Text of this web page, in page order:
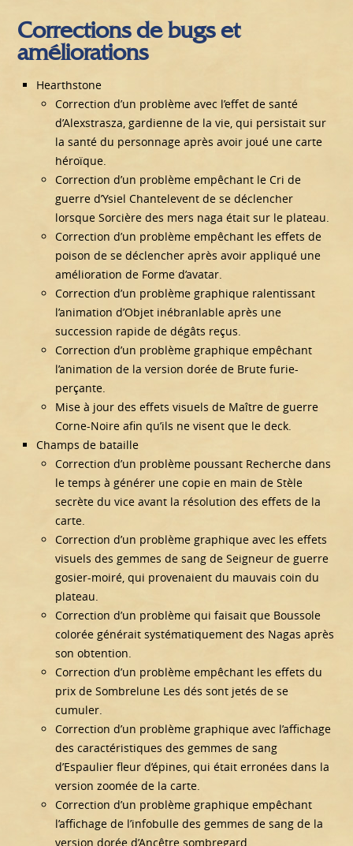
Corrections de bugs et
améliorations
Hearthstone
Correction d’un problème avec l’effet de santé
d’Alexstrasza, gardienne de la vie, qui persistait sur
la santé du personnage après avoir joué une carte
héroïque.
Correction d’un problème empêchant le Cri de
guerre d’Ysiel Chantelevent de se déclencher
lorsque Sorcière des mers naga était sur le plateau.
Correction d’un problème empêchant les effets de
poison de se déclencher après avoir appliqué une
amélioration de Forme d’avatar.
Correction d’un problème graphique ralentissant
l’animation d’Objet inébranlable après une
succession rapide de dégâts reçus.
Correction d’un problème graphique empêchant
l’animation de la version dorée de Brute furie-
perçante.
Mise à jour des effets visuels de Maître de guerre
Corne-Noire afin qu’ils ne visent que le deck.
Champs de bataille
Correction d’un problème poussant Recherche dans
le temps à générer une copie en main de Stèle
secrète du vice avant la résolution des effets de la
carte.
Correction d’un problème graphique avec les effets
visuels des gemmes de sang de Seigneur de guerre
gosier-moiré, qui provenaient du mauvais coin du
plateau.
Correction d’un problème qui faisait que Boussole
colorée générait systématiquement des Nagas après
son obtention.
Correction d’un problème empêchant les effets du
prix de Sombrelune Les dés sont jetés de se
cumuler.
Correction d’un problème graphique avec l’affichage
des caractéristiques des gemmes de sang
d’Espaulier fleur d’épines, qui était erronées dans la
version zoomée de la carte.
Correction d’un problème graphique empêchant
l’affichage de l’infobulle des gemmes de sang de la
version dorée d’Ancêtre sombregard.